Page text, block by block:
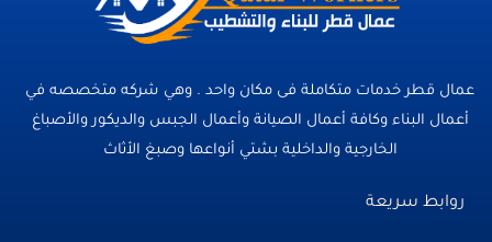
عمال قطر خدمات متكاملة فى مكان واحد . وهي شركه متخصصه في
أعمال البناء وكافة أعمال الصيانة وأعمال الجبس والديكور والأصباغ
الخارجية والداخلية بشتي أنواعها وصبغ الأثاث
روابط سريعة